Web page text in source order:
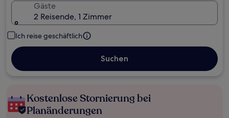
Gäste
2 Reisende, 1 Zimmer
Ich reise geschäftlich
Suchen
Kostenlose Stornierung bei
Planänderungen